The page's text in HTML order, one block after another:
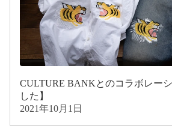
CULTURE BANKとのコラボレー
した】
2021年10月1日